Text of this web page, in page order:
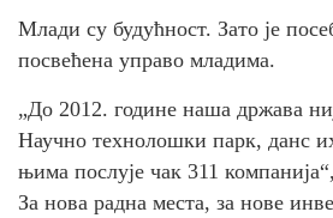
Млади су будућност. Зато је
посвећена управо младима.
„До 2012. године наша држава
Научно технолошки парк, данс
њима послује чак 311
За нова радна места, за нове